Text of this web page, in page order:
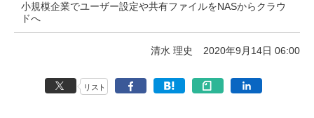
小規模企業でユーザー設定や共有ファイルをNASからクラウ
ドへ
清水 理史 2020年9月14日 06:00
リスト